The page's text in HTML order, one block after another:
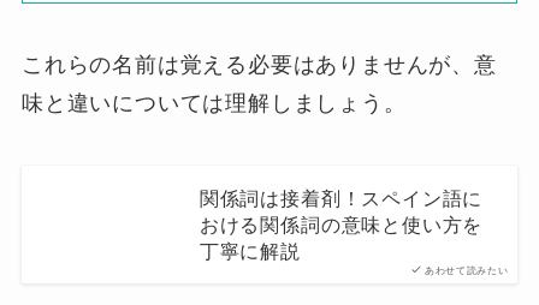
これらの名前は覚える必要はありませんが、意
味と違いについては理解しましょう。
あわせて読みたい
関係詞は接着剤！スペイン語に
おける関係詞の意味と使い方を
丁寧に解説